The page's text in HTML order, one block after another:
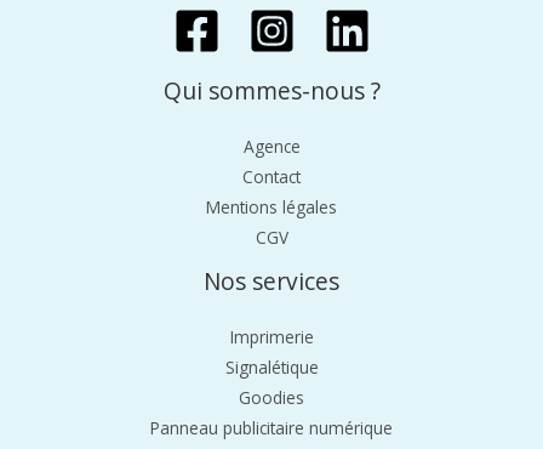
Qui sommes-nous ?
Agence
Contact
Mentions légales
CGV
Nos services
Imprimerie
Signalétique
Goodies
Panneau publicitaire numérique